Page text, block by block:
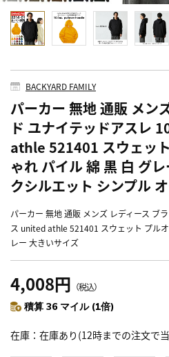
BACKYARD FAMILY
パーカー 無地 通販 メン
ド ユナイテッドアスレ
athle 521401 スウェッ
ゃれ パイル 綿 黒 白 グ
クシルエット シンプル
パーカー 無地 通販 メンズ レディース ブ
ス united athle 521401 スウェット プル
レー 大きいサイズ
4,008円 （税込）
積算 36 マイル (1倍)
在庫 在庫あり(12時までの注文で